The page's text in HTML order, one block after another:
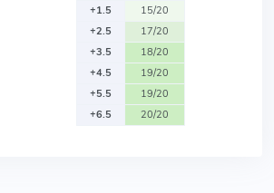
+1.5
15/20
+2.5
17/20
+3.5
18/20
+4.5
19/20
+5.5
19/20
+6.5
20/20